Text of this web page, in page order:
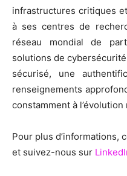
infrastructures critiques
à ses centres de
réseau mondial de
solutions de
sécurisé, une
renseignements
constamment à
Pour plus d’informations,
et suivez-nous sur